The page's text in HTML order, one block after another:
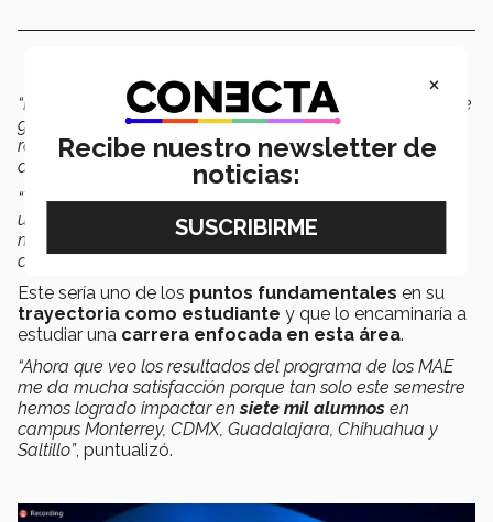
“Lo que hacía la app básicamente eramedir el agua
que
gastabas cuando te bañabas, al meterte y al salir de la
regadera apretabas un botón que media el tiempo que
durabas bajo el agua.
“Y al final te mostraba cuánta agua gastaste, si durabas
un minuto te lo ponía en botellas de un litro si durabas
más cambiaba a garrafones, tinacos hasta llegar a una
alberca olímpica”, mencionó.
Este sería uno de los puntos fundamentales en su
trayectoria como estudiante y que lo encaminaría a
estudiar una carrera enfocada en esta área.
“Ahora que veo los resultados del programa de los MAE
me da mucha satisfacción porque tan solo este semestre
hemos logrado impactar ensiete mil alumnos en
campus Monterrey, CDMX, Guadalajara, Chihuahua y
Saltillo”, puntualizó.
×
Recibe nuestro newsletter de
noticias: